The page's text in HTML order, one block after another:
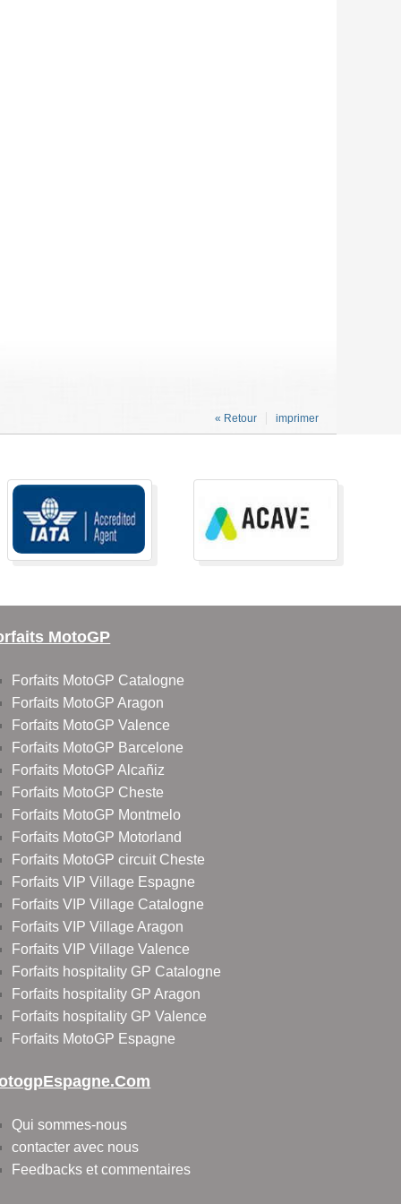
imprimer
« Retour
MotoGP
Forfaits MotoGP Catalogne
Forfaits MotoGP Aragon
Forfaits MotoGP Valence
Forfaits MotoGP Barcelone
Forfaits MotoGP Alcañiz
Forfaits MotoGP Cheste
Forfaits MotoGP Montmelo
Forfaits MotoGP Motorland
Forfaits MotoGP circuit Cheste
Forfaits VIP Village Espagne
Forfaits VIP Village Catalogne
Forfaits VIP Village Aragon
Forfaits VIP Village Valence
Forfaits hospitality GP Catalogne
Forfaits hospitality GP Aragon
Forfaits hospitality GP Valence
Forfaits MotoGP Espagne
Qui sommes-nous
contacter avec nous
Feedbacks et commentaires